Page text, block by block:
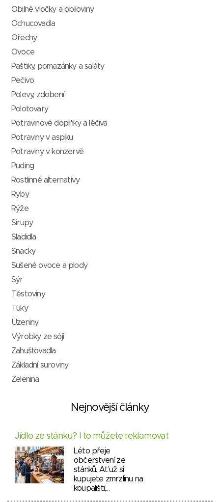
Obilné vločky a obiloviny
Ochucovadla
Ořechy
Ovoce
Paštiky, pomazánky a saláty
Pečivo
Polevy, zdobení
Polotovary
Potravinové doplňky a léčiva
Potraviny v aspiku
Potraviny v konzervě
Puding
Rostlinné alternativy
Ryby
Rýže
Sirupy
Sladidla
Snacky
Sušené ovoce a plody
Sýr
Těstoviny
Tuky
Uzeniny
Výrobky ze sóji
Zahušťovadla
Základní suroviny
Zelenina
Nejnovější články
Jídlo ze stánku? I to můžete reklamovat
Léto přeje
občerstvení ze
stánků. Ať už si
kupujete zmrzlinu na
koupališti,…